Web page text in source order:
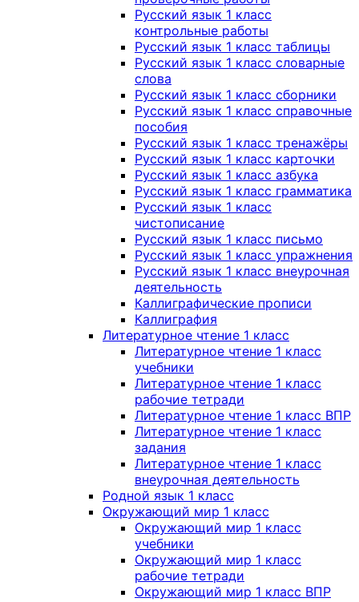
Русский язык 1 класс
контрольные работы
Русский язык 1 класс таблицы
Русский язык 1 класс словарные
слова
Русский язык 1 класс сборники
Русский язык 1 класс справочные
пособия
Русский язык 1 класс тренажёры
Русский язык 1 класс карточки
Русский язык 1 класс азбука
Русский язык 1 класс грамматика
Русский язык 1 класс
чистописание
Русский язык 1 класс письмо
Русский язык 1 класс упражнения
Русский язык 1 класс внеурочная
деятельность
Каллиграфические прописи
Каллиграфия
Литературное чтение 1 класс
Литературное чтение 1 класс
учебники
Литературное чтение 1 класс
рабочие тетради
Литературное чтение 1 класс ВПР
Литературное чтение 1 класс
задания
Литературное чтение 1 класс
внеурочная деятельность
Родной язык 1 класс
Окружающий мир 1 класс
Окружающий мир 1 класс
учебники
Окружающий мир 1 класс
рабочие тетради
Окружающий мир 1 класс ВПР